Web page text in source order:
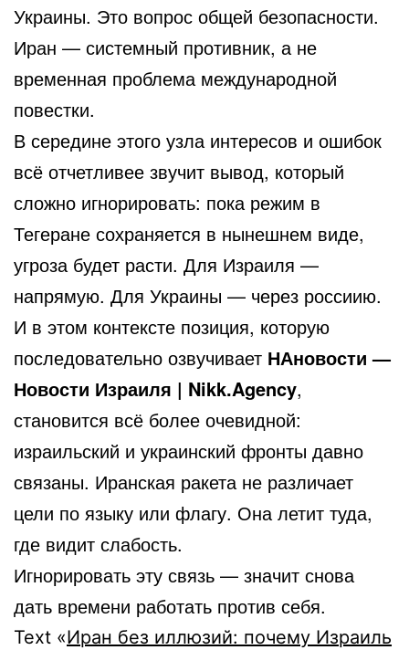
Украины. Это вопрос общей безопасности.
Иран — системный противник, а не
временная проблема международной
повестки.
В середине этого узла интересов и ошибок
всё отчетливее звучит вывод, который
сложно игнорировать: пока режим в
Тегеране сохраняется в нынешнем виде,
угроза будет расти. Для Израиля —
напрямую. Для Украины — через россиию.
И в этом контексте позиция, которую
последовательно озвучивает НАновости —
Новости Израиля | Nikk.Agency,
становится всё более очевидной:
израильский и украинский фронты давно
связаны. Иранская ракета не различает
цели по языку или флагу. Она летит туда,
где видит слабость.
Игнорировать эту связь — значит снова
дать времени работать против себя.
Text «Иран без иллюзий: почему Израиль